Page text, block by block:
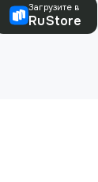
Загрузите в
RuStore